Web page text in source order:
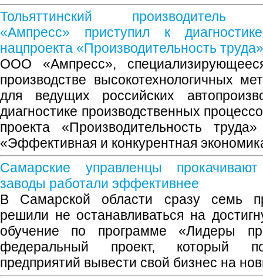
Тольяттинский производитель
«Ампресс» приступил к
нацпроекта «Производительность труда»
ООО «Ампресс»,
производстве высокотехнологичных
для ведущих российских
диагностике производственных
проекта «Производительность
«Эффективная и конкурентная
Самарские управленцы
заводы работали эффективнее
В Самарской области сразу семь
решили не останавливаться на
обучение по программе «Лидеры
федеральный проект, который
предприятий вывести свой бизнес на